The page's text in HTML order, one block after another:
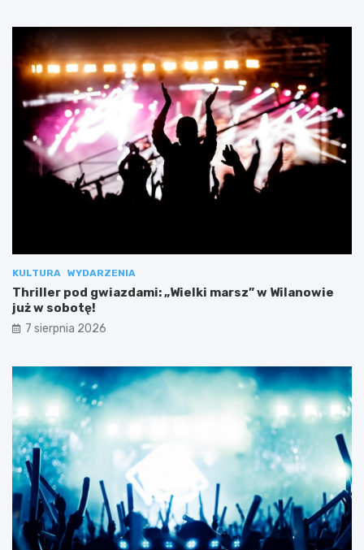
KULTURA WYDARZENIA
Thriller pod gwiazdami: „Wielki marsz” w Wilanowie
już w sobotę!
7 sierpnia 2026